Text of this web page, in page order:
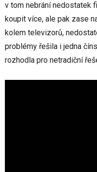
v tom nebrání nedostatek
koupit více, ale pak zase
kolem televizorů,
problémy řešila i jedna
rozhodla pro netradiční